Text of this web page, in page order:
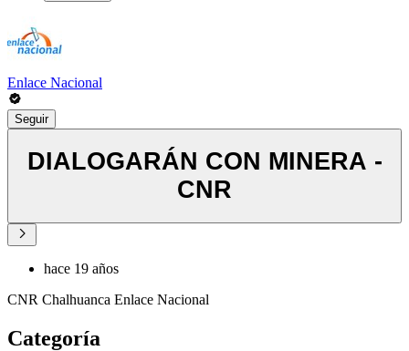
Enlace Nacional
Seguir
DIALOGARÁN CON MINERA -
CNR
hace 19 años
CNR Chalhuanca Enlace Nacional
Categoría